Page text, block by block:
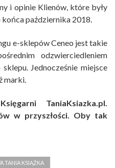
i opinie Klienów, które były
października 2018.
e-sklepów Ceneo jest takie
odzwierciedleniem
Jednocześnie miejsce
marki.
TaniaKsiazka.pl.
w przyszłości. Oby tak
TANIA KSIĄŻKA